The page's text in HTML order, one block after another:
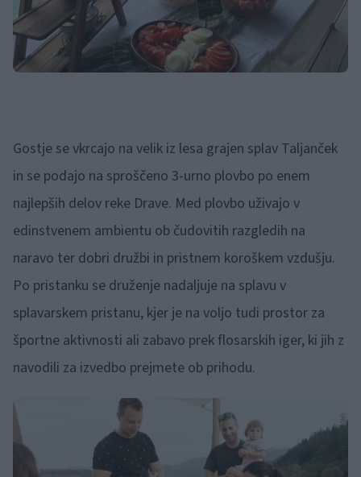
Gostje se vkrcajo na velik iz lesa grajen splav Taljanček
in se podajo na sproščeno 3-urno plovbo po enem
najlepših delov reke Drave. Med plovbo uživajo v
edinstvenem ambientu ob čudovitih razgledih na
naravo ter dobri družbi in pristnem koroškem vzdušju.
Po pristanku se druženje nadaljuje na splavu v
splavarskem pristanu, kjer je na voljo tudi prostor za
športne aktivnosti ali zabavo prek flosarskih iger, ki jih z
navodili za izvedbo prejmete ob prihodu.